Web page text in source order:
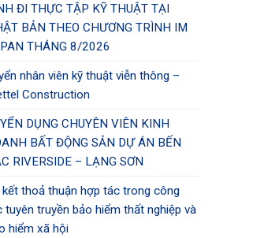
ĐI THỰC TẬP KỸ THUẬT TẠI
BẢN THEO CHƯƠNG TRÌNH IM
THÁNG 8/2026
nhân viên kỹ thuật viễn thông –
Construction
DỤNG CHUYÊN VIÊN KINH
BẤT ĐỘNG SẢN DỰ ÁN BẾN
RIVERSIDE – LẠNG SƠN
kết thoả thuận hợp tác trong công
tuyên truyền bảo hiểm thất nghiệp và
hiểm xã hội